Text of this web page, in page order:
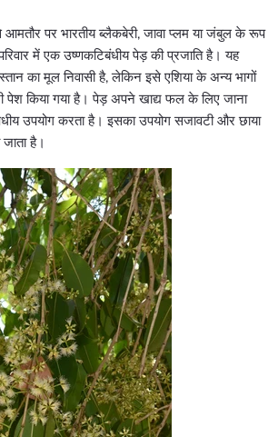
आमतौर पर भारतीय ब्लैकबेरी, जावा प्लम या जंबुल के रूप
परिवार में एक उष्णकटिबंधीय पेड़ की प्रजाति है। यह
का मूल निवासी है, लेकिन इसे एशिया के अन्य भागों
पेश किया गया है। पेड़ अपने खाद्य फल के लिए जाना
उपयोग करता है। इसका उपयोग सजावटी और छाया
है।